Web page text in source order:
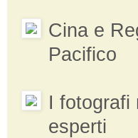
Cina e
Pacifico
I fotografi
esperti